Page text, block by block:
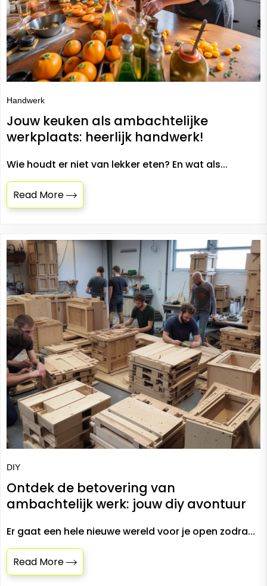
Handwerk
Jouw keuken als ambachtelijke
werkplaats: heerlijk handwerk!
Wie houdt er niet van lekker eten? En wat als...
Read More
DIY
Ontdek de betovering van
ambachtelijk werk: jouw diy avontuur
Er gaat een hele nieuwe wereld voor je open zodra...
Read More